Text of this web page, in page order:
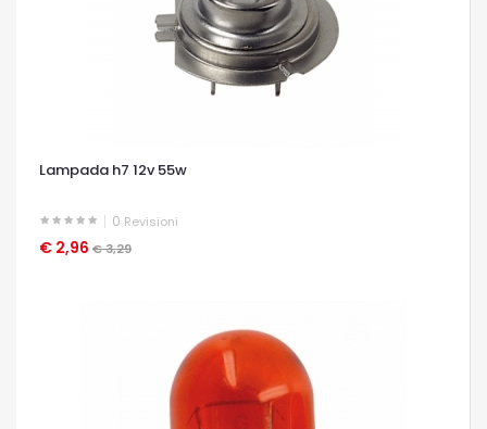
Lampada h7 12v 55w
0 Revisioni
€ 2,96 € 3,29
OCCHIATA VELOCE